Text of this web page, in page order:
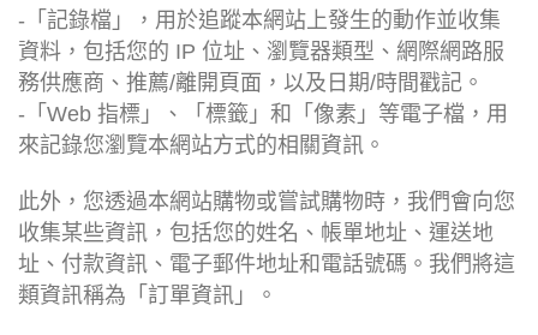
-「記錄檔」，用於追蹤本網站上發生的動作並收集
資料，包括您的 IP 位址、瀏覽器類型、網際網路服
務供應商、推薦/離開頁面，以及日期/時間戳記。
-「Web 指標」、「標籤」和「像素」等電子檔，用
來記錄您瀏覽本網站方式的相關資訊。
此外，您透過本網站購物或嘗試購物時，我們會向您
收集某些資訊，包括您的姓名、帳單地址、運送地
址、付款資訊、電子郵件地址和電話號碼。我們將這
類資訊稱為「訂單資訊」。